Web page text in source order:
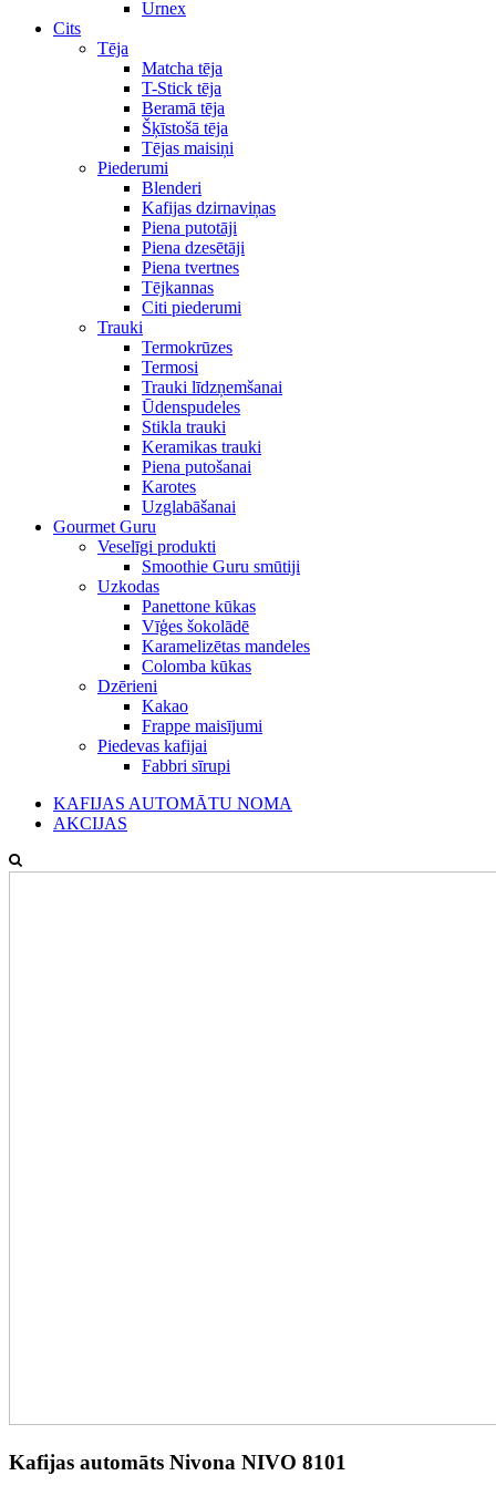
Urnex
Cits
Tēja
Matcha tēja
T-Stick tēja
Beramā tēja
Šķīstošā tēja
Tējas maisiņi
Piederumi
Blenderi
Kafijas dzirnaviņas
Piena putotāji
Piena dzesētāji
Piena tvertnes
Tējkannas
Citi piederumi
Trauki
Termokrūzes
Termosi
Trauki līdzņemšanai
Ūdenspudeles
Stikla trauki
Keramikas trauki
Piena putošanai
Karotes
Uzglabāšanai
Gourmet Guru
Veselīgi produkti
Smoothie Guru smūtiji
Uzkodas
Panettone kūkas
Vīģes šokolādē
Karamelizētas mandeles
Colomba kūkas
Dzērieni
Kakao
Frappe maisījumi
Piedevas kafijai
Fabbri sīrupi
KAFIJAS AUTOMĀTU NOMA
AKCIJAS
Kafijas automāts Nivona NIVO 8101